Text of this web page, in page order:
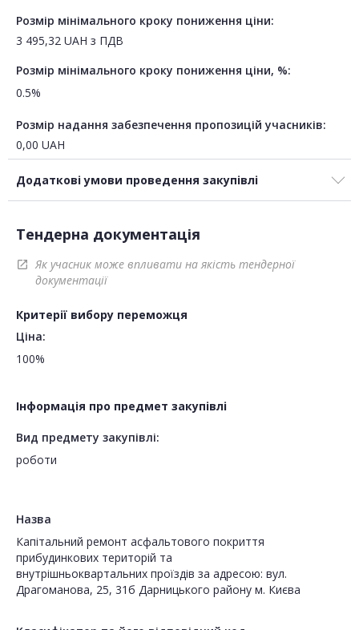
Розмір мінімального кроку пониження ціни:
3 495,32 UAH з ПДВ
Розмір мінімального кроку пониження ціни, %:
0.5%
Розмір надання забезпечення пропозицій учасників:
0,00 UAH
Додаткові умови проведення закупівлі
Тендерна документація
open_in_new
Як учасник може впливати на якість тендерної
документації
Критерії вибору переможця
Ціна:
100%
Інформація про предмет закупівлі
Вид предмету закупівлі:
роботи
Назва
Капітальний ремонт асфальтового покриття
прибудинкових територій та
внутрішньоквартальних проїздів за адресою: вул.
Драгоманова, 25, 31б Дарницького району м. Києва